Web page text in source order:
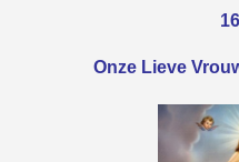
Onze Lieve